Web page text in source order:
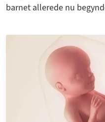
barnet allerede nu